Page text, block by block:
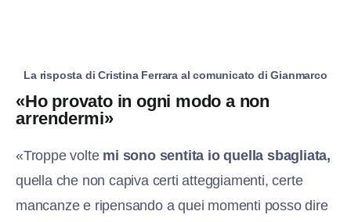
La risposta di Cristina Ferrara al comunicato di Gianmarco
«Ho provato in ogni modo a non
arrendermi»
«Troppe voltemi sono sentita io quella sbagliata,
quella che non capiva certi atteggiamenti, certe
mancanze e ripensando a quei momenti posso dire